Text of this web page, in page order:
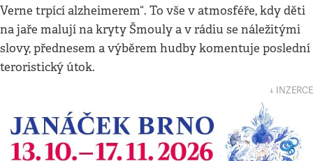
Verne trpící alzheimerem“. To vše v atmosféře, kdy děti
na jaře malují na kryty Šmouly a v rádiu se náležitými
slovy, přednesem a výběrem hudby komentuje poslední
teroristický útok.
↓ INZERCE